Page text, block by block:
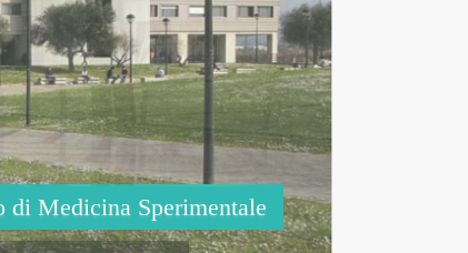
di Medicina Sperimentale